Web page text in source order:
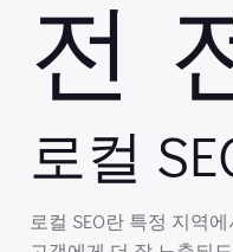
전
로컬
로컬 SEO란 특정 지역